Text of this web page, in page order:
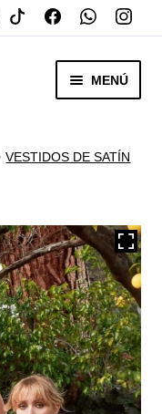
MENÚ
MENÚ
HIJO
VESTIDOS DE SATÍN